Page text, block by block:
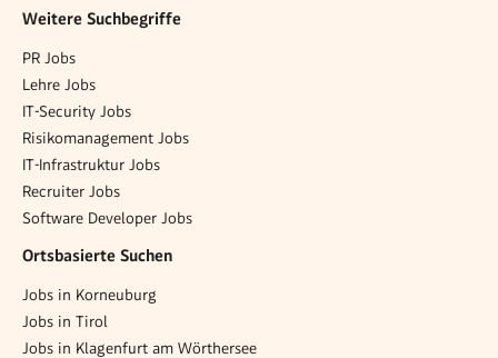
Weitere Suchbegriffe
PR Jobs
Lehre Jobs
IT-Security Jobs
Risikomanagement Jobs
IT-Infrastruktur Jobs
Recruiter Jobs
Software Developer Jobs
Ortsbasierte Suchen
Jobs in Korneuburg
Jobs in Tirol
Jobs in Klagenfurt am Wörthersee